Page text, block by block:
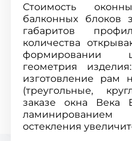
Стоимость
балконных блоков
габаритов
количества
формировании
геометрия
изготовление рам
(треугольные,
заказе окна Века
остекления